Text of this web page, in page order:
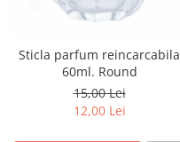
Sticla parfum reincarcabila
60ml. Round
15,00 Lei
12,00 Lei